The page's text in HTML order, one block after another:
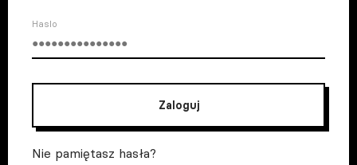
Haslo
Zaloguj
Nie pamiętasz hasła?